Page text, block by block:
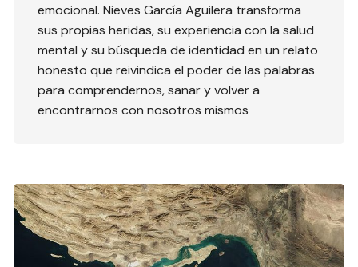
emocional. Nieves García Aguilera transforma
sus propias heridas, su experiencia con la salud
mental y su búsqueda de identidad en un relato
honesto que reivindica el poder de las palabras
para comprendernos, sanar y volver a
encontrarnos con nosotros mismos